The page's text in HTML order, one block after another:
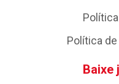
Política
Baixe